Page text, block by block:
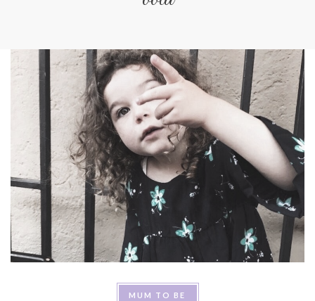
MUM TO BE